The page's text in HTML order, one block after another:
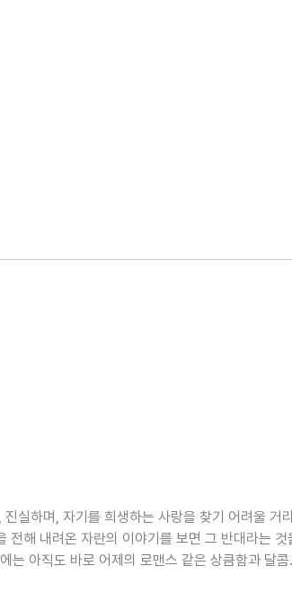
실하며, 자기를 희생하는 사랑을 찾기 어려울 거
해 내려온 자란의 이야기를 보면 그 반대라는 것
는 아직도 바로 어제의 로맨스 같은 상큼함과 달